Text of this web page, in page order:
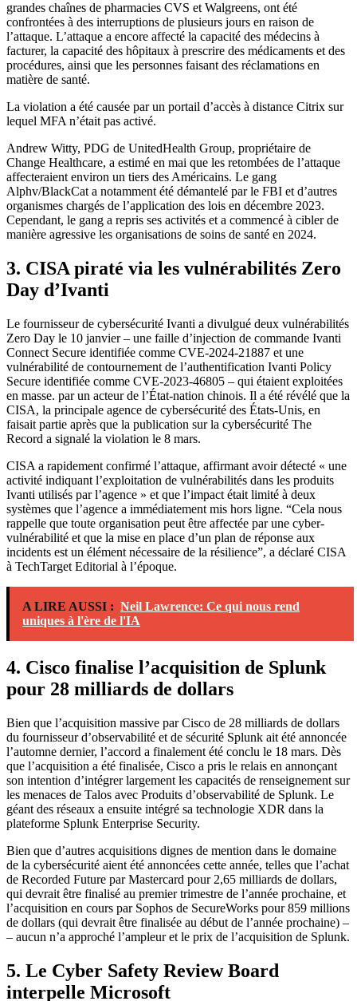
grandes chaînes de pharmacies CVS et Walgreens, ont été
confrontées à des interruptions de plusieurs jours en raison de
l’attaque. L’attaque a encore affecté la capacité des médecins à
facturer, la capacité des hôpitaux à prescrire des médicaments et des
procédures, ainsi que les personnes faisant des réclamations en
matière de santé.
La violation a été causée par un portail d’accès à distance Citrix sur
lequel MFA n’était pas activé.
Andrew Witty, PDG de UnitedHealth Group, propriétaire de
Change Healthcare, a estimé en mai que les retombées de l’attaque
affecteraient environ un tiers des Américains. Le gang
Alphv/BlackCat a notamment été démantelé par le FBI et d’autres
organismes chargés de l’application des lois en décembre 2023.
Cependant, le gang a repris ses activités et a commencé à cibler de
manière agressive les organisations de soins de santé en 2024.
3. CISA piraté via les vulnérabilités Zero
Day d’Ivanti
Le fournisseur de cybersécurité Ivanti a divulgué deux vulnérabilités
Zero Day le 10 janvier – une faille d’injection de commande Ivanti
Connect Secure identifiée comme CVE-2024-21887 et une
vulnérabilité de contournement de l’authentification Ivanti Policy
Secure identifiée comme CVE-2023-46805 – qui étaient exploitées
en masse. par un acteur de l’État-nation chinois. Il a été révélé que la
CISA, la principale agence de cybersécurité des États-Unis, en
faisait partie après que la publication sur la cybersécurité The
Record a signalé la violation le 8 mars.
CISA a rapidement confirmé l’attaque, affirmant avoir détecté « une
activité indiquant l’exploitation de vulnérabilités dans les produits
Ivanti utilisés par l’agence » et que l’impact était limité à deux
systèmes que l’agence a immédiatement mis hors ligne. “Cela nous
rappelle que toute organisation peut être affectée par une cyber-
vulnérabilité et que la mise en place d’un plan de réponse aux
incidents est un élément nécessaire de la résilience”, a déclaré CISA
à TechTarget Editorial à l’époque.
A LIRE AUSSI : Neil Lawrence: Ce qui nous rend
uniques à l'ère de l'IA
4. Cisco finalise l’acquisition de Splunk
pour 28 milliards de dollars
Bien que l’acquisition massive par Cisco de 28 milliards de dollars
du fournisseur d’observabilité et de sécurité Splunk ait été annoncée
l’automne dernier, l’accord a finalement été conclu le 18 mars. Dès
que l’acquisition a été finalisée, Cisco a pris le relais en annonçant
son intention d’intégrer largement les capacités de renseignement sur
les menaces de Talos avec Produits d’observabilité de Splunk. Le
géant des réseaux a ensuite intégré sa technologie XDR dans la
plateforme Splunk Enterprise Security.
Bien que d’autres acquisitions dignes de mention dans le domaine
de la cybersécurité aient été annoncées cette année, telles que l’achat
de Recorded Future par Mastercard pour 2,65 milliards de dollars,
qui devrait être finalisé au premier trimestre de l’année prochaine, et
l’acquisition en cours par Sophos de SecureWorks pour 859 millions
de dollars (qui devrait être finalisée au début de l’année prochaine) –
– aucun n’a approché l’ampleur et le prix de l’acquisition de Splunk.
5. Le Cyber ​​Safety Review Board
interpelle Microsoft